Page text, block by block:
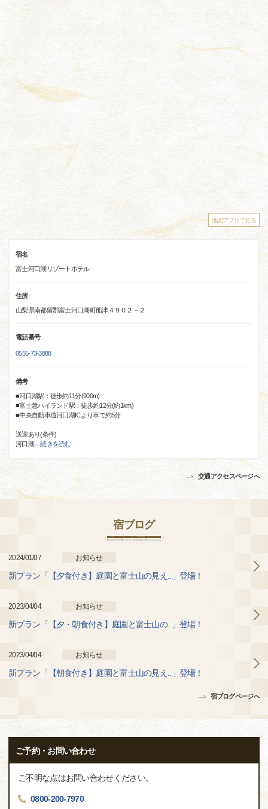
地図アプリで見る
宿名
富士河口湖リゾートホテル
住所
山梨県南都留郡富士河口湖町船津４９０２－２
電話番号
0555-73-3888
備考
■河口湖駅：徒歩約11分(900m)
■富士急ハイランド駅：徒歩約12分(約1km)
■中央自動車道河口湖ICより車で約5分
送迎あり(条件)
河口湖…続きを読む
交通アクセスページへ
宿ブログ
2024/01/07 お知らせ
新プラン「【夕食付き】庭園と富士山の見え..」登場！
2023/04/04 お知らせ
新プラン「【夕・朝食付き】庭園と富士山の..」登場！
2023/04/04 お知らせ
新プラン「【朝食付き】庭園と富士山の見え..」登場！
宿ブログページへ
ご予約・お問い合わせ
ご不明な点はお問い合わせください。
0800-200-7970